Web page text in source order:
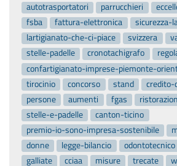
autotrasportatori
parrucchieri
fsba
fattura-elettronica sicurezza-
lartigianato-che-ci-piace
svizzera
stelle-padelle
cronotachigrafo
confartigianato-imprese-piemonte-
tirocinio
concorso stand credito-
persone
aumenti fgas
stelle-e-padelle
canton-ticino
premio-io-sono-impresa-sostenibile
donne
legge-bilancio odontotecnico
galliate
cciaa misure trecate